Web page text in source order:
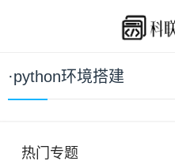
·python环境搭建
热门专题